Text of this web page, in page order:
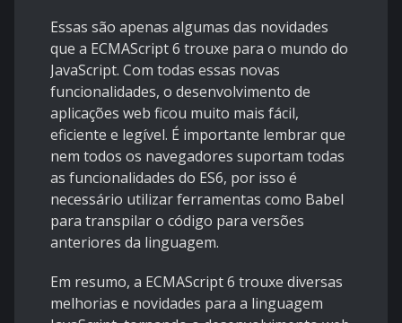
Essas são apenas algumas das novidades
que a ECMAScript 6 trouxe para o mundo do
JavaScript. Com todas essas novas
funcionalidades, o desenvolvimento de
aplicações web ficou muito mais fácil,
eficiente e legível. É importante lembrar que
nem todos os navegadores suportam todas
as funcionalidades do ES6, por isso é
necessário utilizar ferramentas como Babel
para transpilar o código para versões
anteriores da linguagem.
Em resumo, a ECMAScript 6 trouxe diversas
melhorias e novidades para a linguagem